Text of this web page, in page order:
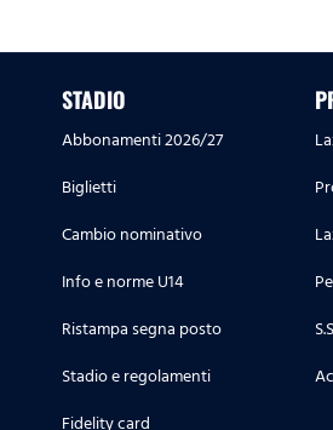
STADIO
Abbonamenti 2026/27
Biglietti
Cambio nominativo
Info e norme U14
Ristampa segna posto
Stadio e regolamenti
Fidelity card